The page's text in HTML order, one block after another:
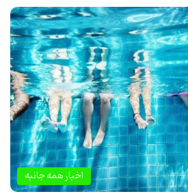
اخبار همه جانبه